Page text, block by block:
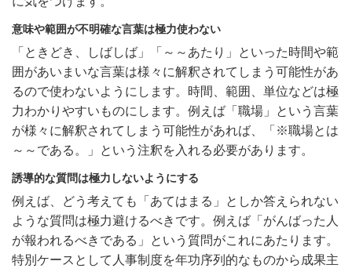
意味や範囲が不明確な言葉は極力使わない
「ときどき、しばしば」「～～あたり」といった時間や範
囲があいまいな言葉は様々に解釈されてしまう可能性があ
るので使わないようにします。時間、範囲、単位などは極
力わかりやすいものにします。例えば「職場」という言葉
が様々に解釈されてしまう可能性があれば、「※職場とは
～～である。」という注釈を入れる必要があります。
誘導的な質問は極力しないようにする
例えば、どう考えても「あてはまる」としか答えられない
ような質問は極力避けるべきです。例えば「がんばった人
が報われるべきである」という質問がこれにあたります。
特別ケースとして人事制度を年功序列的なものから成果主